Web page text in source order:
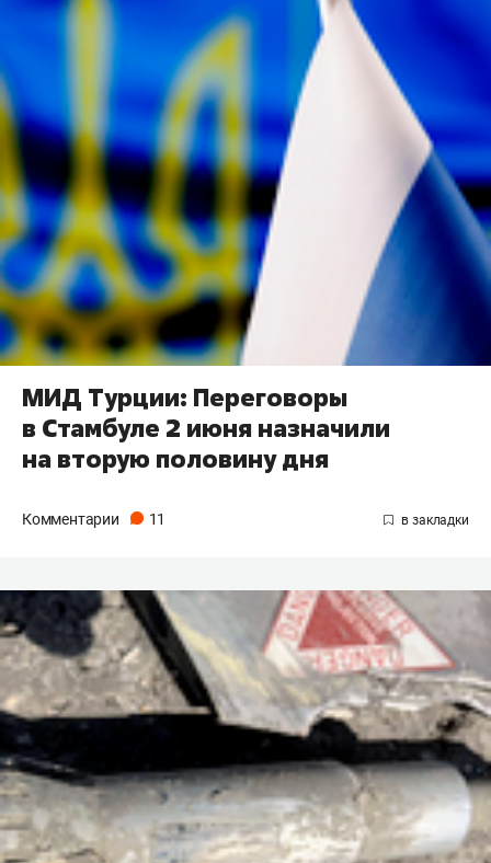
МИД Турции: Переговоры
в Стамбуле 2 июня назначили
на вторую половину дня
Комментарии 11